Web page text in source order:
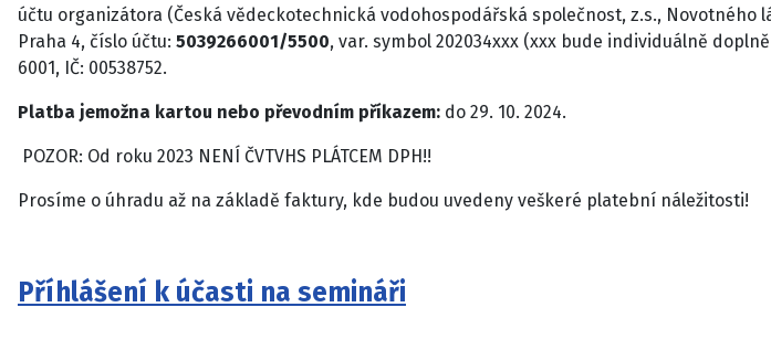
účtu organizátora (Česká vědeckotechnická vodohospodářská společnost, z.s., Novotného
Praha 4, číslo účtu: 5039266001/5500, var. symbol 202034xxx (xxx bude individuálně
6001, IČ: 00538752.
Platba jemožna kartou nebo převodním příkazem: do 29. 10. 2024.
POZOR: Od roku 2023 NENÍ ČVTVHS PLÁTCEM DPH!!
Prosíme o úhradu až na základě faktury, kde budou uvedeny veškeré platební náležitosti!
Příhlášení k účasti na semináři